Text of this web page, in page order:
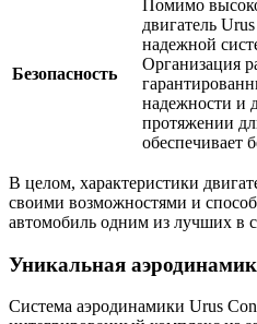
Безопасность
Помимо
двигатель
надежной
Организация
надежности и
протяжении
обеспечивает
В целом, характеристики
своими возможностями и
автомобиль одним из лучших в
Уникальная
Система аэродинамики Urus